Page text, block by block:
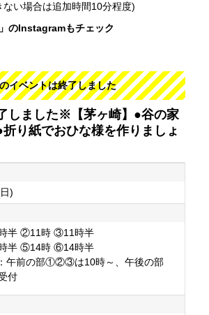
い場合は追加時間10分程度)
のInstagramもチェック
イベントは終了しました
しました※【茅ヶ崎】●谷の家
り紙でおひな様を作りましょ
)
半 ②11時 ③11時半
半 ⑤14時 ⑥14時半
午前の部①②③は10時～、午後の部
付